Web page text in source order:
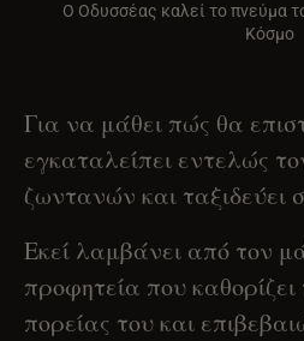
Ο Οδυσσέας καλεί το πνεύμα
Κόσμο
Για να μάθει πώς θα
εγκαταλείπει εντελώς
ζωντανών και ταξιδεύει
Εκεί λαμβάνει από τον
προφητεία που καθορίζει
πορείας του και